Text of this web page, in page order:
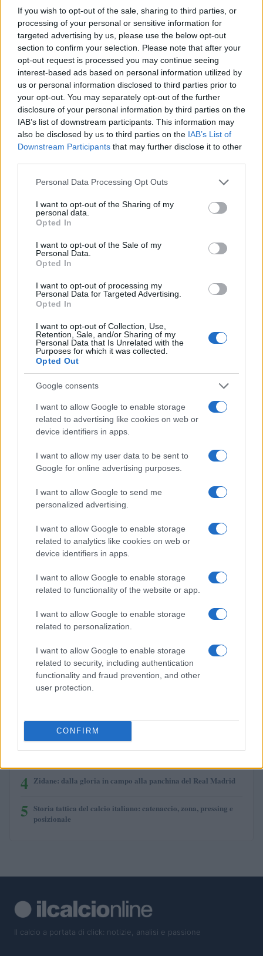
If you wish to opt-out of the sale, sharing to third parties, or
processing of your personal or sensitive information for
targeted advertising by us, please use the below opt-out
section to confirm your selection. Please note that after your
opt-out request is processed you may continue seeing
interest-based ads based on personal information utilized by
us or personal information disclosed to third parties prior to
your opt-out. You may separately opt-out of the further
disclosure of your personal information by third parties on the
IAB’s list of downstream participants. This information may
also be disclosed by us to third parties on the IAB’s List of
Downstream Participants that may further disclose it to other
Please note that this website/app uses one or more Google
not limited to your visit or usage behaviour. You may click to
grant or deny consent to Google and its third-party tags to
use your data for below specified purposes in below Google
consent section.
Personal Data Processing Opt Outs
I want to opt-out of the Sharing of my
personal data.
Opted In
I want to opt-out of the Sale of my
Personal Data.
Opted In
I want to opt-out of processing my
Personal Data for Targeted Advertising.
Opted In
I want to opt-out of Collection, Use,
Retention, Sale, and/or Sharing of my
Personal Data that Is Unrelated with the
Purposes for which it was collected.
Opted Out
Google consents
I want to allow Google to enable storage
related to advertising like cookies on web or
device identifiers in apps.
I want to allow my user data to be sent to
Google for online advertising purposes.
I want to allow Google to send me
personalized advertising.
I want to allow Google to enable storage
related to analytics like cookies on web or
device identifiers in apps.
I want to allow Google to enable storage
related to functionality of the website or app.
I want to allow Google to enable storage
related to personalization.
I want to allow Google to enable storage
related to security, including authentication
functionality and fraud prevention, and other
user protection.
CONFIRM
STORIA DEL CALCIO
Scopri Calcio: il borgo lombardo ricco di storia e cultura
STORIA DEL CALCIO
La visione di Vito Tisci per il futuro del calcio giovanile
Franco Baresi muore a 66 anni: omaggi e ricordi per il
Andrea Conforti · 3 Ago 2026
PIÙ LETTI
Scopri Calcio: il borgo lombardo ricco di storia e cultura
2 La visione di Vito Tisci per il futuro del calcio giovanile
3
4 Zidane: dalla gloria in campo alla panchina del Real Madrid
5 Storia tattica del calcio italiano: catenaccio, zona, pressing e
posizionale
Il calcio a portata di click: notizie, analisi e passione